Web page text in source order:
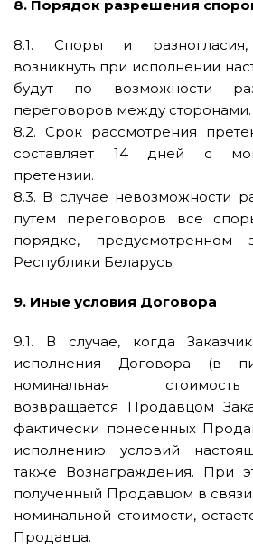
8. Порядок разрешения
8.1. Споры и
возникнуть при исполнении
будут по возможности
переговоров между сторонами.
8.2. Срок рассмотрения
составляет 14 дней с
претензии.
8.3. В случае невозможности
путем переговоров все
порядке, предусмотренном
Республики Беларусь.
9. Иные условия Договора
9.1. В случае, когда
исполнения Договора (в
номинальная
возвращается Продавцом
фактически понесенных
исполнению условий
также Вознаграждения. При
полученный Продавцом в
номинальной стоимости,
Продавца.